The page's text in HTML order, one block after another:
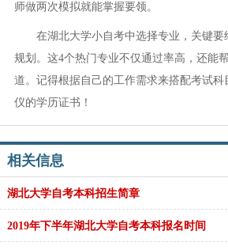
师做两次模拟就能掌握要领。
在湖北大学小自考中选择专业，关键要
规划。这4个热门专业不仅通过率高，还能
道。记得根据自己的工作需求来搭配考试
仪的学历证书！
相关信息
湖北大学自考本科招生简章
2019年下半年湖北大学自考本科报名时间